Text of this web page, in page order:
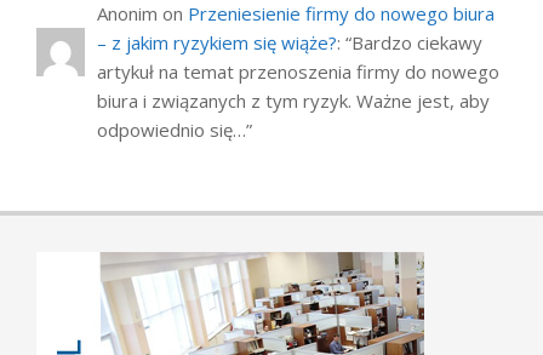
Anonim on Przeniesienie firmy do nowego biura
– z jakim ryzykiem się wiąże?: “Bardzo ciekawy
artykuł na temat przenoszenia firmy do nowego
biura i związanych z tym ryzyk. Ważne jest, aby
odpowiednio się…”